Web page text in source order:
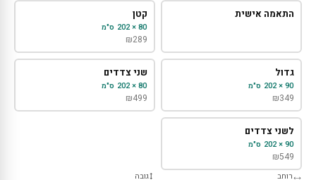
התאמה אישית קטן
80 × 202 ס"מ
₪289
גדול
90 × 202 ס"מ
₪349
שני צדדים
80 × 202 ס"מ
₪499
לשני צדדים
90 × 202 ס"מ
₪549
רוחב גובה